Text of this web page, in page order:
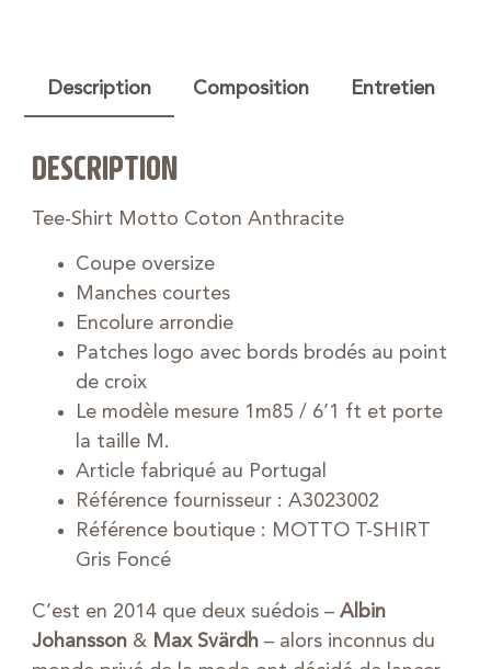
Description Composition Entretien
DESCRIPTION
Tee-Shirt Motto Coton Anthracite
Coupe oversize
Manches courtes
Encolure arrondie
Patches logo avec bords brodés au point
de croix
Le modèle mesure 1m85 / 6’1 ft et porte
la taille M.
Article fabriqué au Portugal
Référence fournisseur : A3023002
Référence boutique : MOTTO T-SHIRT
Gris Foncé
C’est en 2014 que deux suédois – Albin
Johansson& Max Svärdh– alors inconnus du